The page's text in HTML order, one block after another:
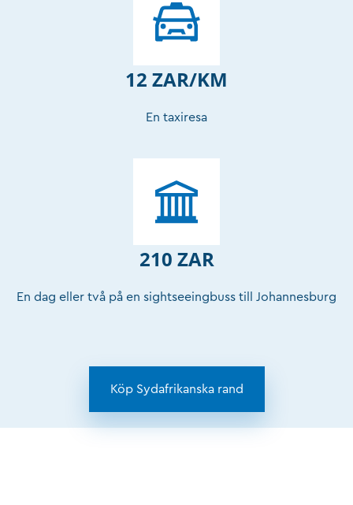
12 ZAR/KM
En taxiresa
210 ZAR
En dag eller två på en sightseeingbuss till Johannesburg
Köp Sydafrikanska rand